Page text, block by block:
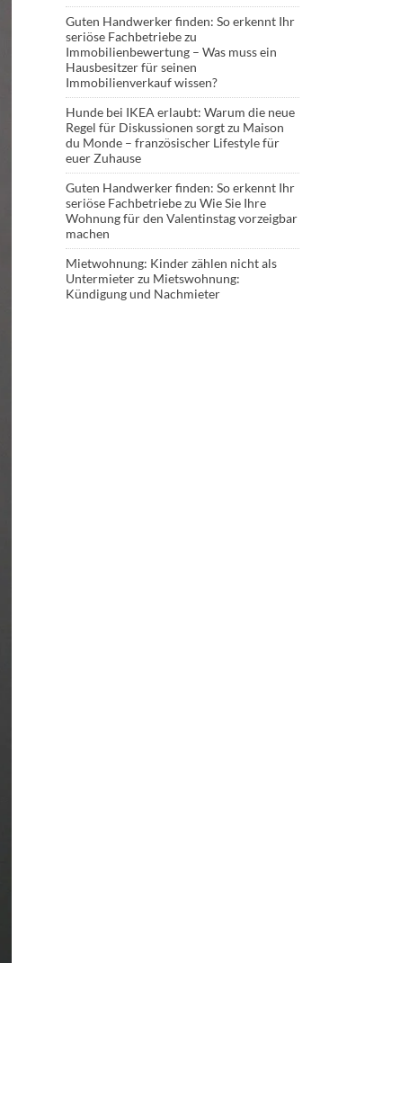
Guten Handwerker finden: So erkennt Ihr
seriöse Fachbetriebezu
Immobilienbewertung – Was muss ein
Hausbesitzer für seinen
Immobilienverkauf wissen?
Hunde bei IKEA erlaubt: Warum die neue
Regel für Diskussionen sorgtzu Maison
du Monde – französischer Lifestyle für
euer Zuhause
Guten Handwerker finden: So erkennt Ihr
seriöse Fachbetriebezu Wie Sie Ihre
Wohnung für den Valentinstag vorzeigbar
machen
Mietwohnung: Kinder zählen nicht als
Untermieterzu Mietswohnung:
Kündigung und Nachmieter